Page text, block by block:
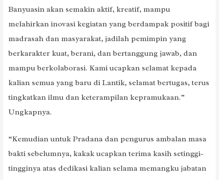
Banyuasin akan semakin aktif, kreatif, mampu
melahirkan inovasi kegiatan yang berdampak positif bagi
madrasah dan masyarakat, jadilah pemimpin yang
berkarakter kuat, berani, dan bertanggung jawab, dan
mampu berkolaborasi. Kami ucapkan selamat kepada
kalian semua yang baru di Lantik, selamat bertugas, terus
tingkatkan ilmu dan keterampilan kepramukaan.”
Ungkapnya.
“Kemudian untuk Pradana dan pengurus ambalan masa
bakti sebelumnya, kakak ucapkan terima kasih setinggi-
tingginya atas dedikasi kalian selama memangku jabatan